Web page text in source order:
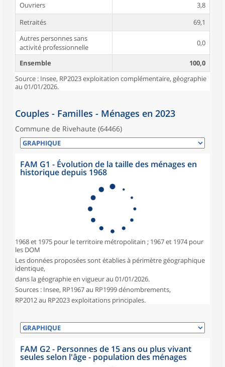
Ouvriers
3,8
Retraités
69,1
Autres personnes sans
activité professionnelle
0,0
Ensemble
100,0
Source : Insee, RP2023 exploitation complémentaire, géographie
au 01/01/2026.
Couples - Familles - Ménages en 2023
Commune de Rivehaute (64466)
FAM G1 - Évolution de la taille des ménages en
historique depuis 1968
1968 et 1975 pour le territoire métropolitain ; 1967 et 1974 pour
les DOM
Les données proposées sont établies à périmètre géographique
identique,
dans la géographie en vigueur au 01/01/2026.
Sources : Insee, RP1967 au RP1999 dénombrements,
RP2012 au RP2023 exploitations principales.
FAM G2 - Personnes de 15 ans ou plus vivant
seules selon l'âge - population des ménages